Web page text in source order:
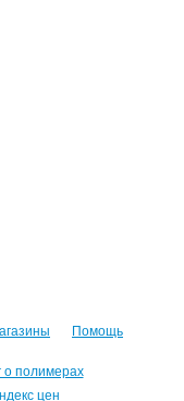
Помощь
о полимерах
цен